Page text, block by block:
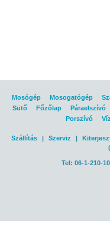
Mosógép Mosogatógép
Sütő
Főzőlap Páraelszívó
Porszívó
Szállítás | Szerviz |
Tel: 06-1-210-